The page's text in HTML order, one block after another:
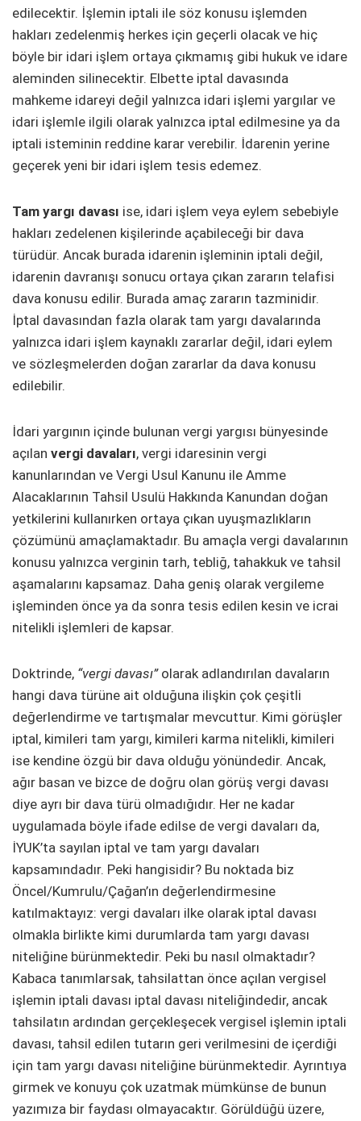
edilecektir. İşlemin iptali ile söz konusu işlemden
hakları zedelenmiş herkes için geçerli olacak ve hiç
böyle bir idari işlem ortaya çıkmamış gibi hukuk ve idare
aleminden silinecektir. Elbette iptal davasında
mahkeme idareyi değil yalnızca idari işlemi yargılar ve
idari işlemle ilgili olarak yalnızca iptal edilmesine ya da
iptali isteminin reddine karar verebilir. İdarenin yerine
geçerek yeni bir idari işlem tesis edemez.
Tam yargı davası ise, idari işlem veya eylem sebebiyle
hakları zedelenen kişilerinde açabileceği bir dava
türüdür. Ancak burada idarenin işleminin iptali değil,
idarenin davranışı sonucu ortaya çıkan zararın telafisi
dava konusu edilir. Burada amaç zararın tazminidir.
İptal davasından fazla olarak tam yargı davalarında
yalnızca idari işlem kaynaklı zararlar değil, idari eylem
ve sözleşmelerden doğan zararlar da dava konusu
edilebilir.
İdari yargının içinde bulunan vergi yargısı bünyesinde
açılan vergi davaları, vergi idaresinin vergi
kanunlarından ve Vergi Usul Kanunu ile Amme
Alacaklarının Tahsil Usulü Hakkında Kanundan doğan
yetkilerini kullanırken ortaya çıkan uyuşmazlıkların
çözümünü amaçlamaktadır. Bu amaçla vergi davalarının
konusu yalnızca verginin tarh, tebliğ, tahakkuk ve tahsil
aşamalarını kapsamaz. Daha geniş olarak vergileme
işleminden önce ya da sonra tesis edilen kesin ve icrai
nitelikli işlemleri de kapsar.
Doktrinde, “vergi davası”olarak adlandırılan davaların
hangi dava türüne ait olduğuna ilişkin çok çeşitli
değerlendirme ve tartışmalar mevcuttur. Kimi görüşler
iptal, kimileri tam yargı, kimileri karma nitelikli, kimileri
ise kendine özgü bir dava olduğu yönündedir. Ancak,
ağır basan ve bizce de doğru olan görüş vergi davası
diye ayrı bir dava türü olmadığıdır. Her ne kadar
uygulamada böyle ifade edilse de vergi davaları da,
İYUK’ta sayılan iptal ve tam yargı davaları
kapsamındadır. Peki hangisidir? Bu noktada biz
Öncel/Kumrulu/Çağan’ın değerlendirmesine
katılmaktayız: vergi davaları ilke olarak iptal davası
olmakla birlikte kimi durumlarda tam yargı davası
niteliğine bürünmektedir. Peki bu nasıl olmaktadır?
Kabaca tanımlarsak, tahsilattan önce açılan vergisel
işlemin iptali davası iptal davası niteliğindedir, ancak
tahsilatın ardından gerçekleşecek vergisel işlemin iptali
davası, tahsil edilen tutarın geri verilmesini de içerdiği
için tam yargı davası niteliğine bürünmektedir. Ayrıntıya
girmek ve konuyu çok uzatmak mümkünse de bunun
yazımıza bir faydası olmayacaktır. Görüldüğü üzere,